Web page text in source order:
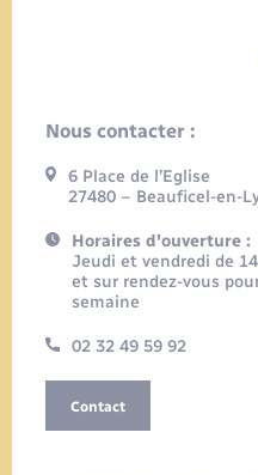
Nous contacter :
6 Place de l’Eglise
27480 – Beauficel-en-
Horaires d'ouverture :
Jeudi et vendredi de
et sur rendez-vous
semaine
02 32 49 59 92
Contact